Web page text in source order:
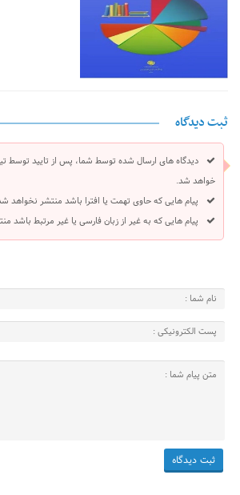
ثبت دیدگاه
دیدگاه های ارسال شده توسط شما، پس از تایید توسط
خواهد شد.
پیام هایی که حاوی تهمت یا افترا باشد منتشر نخواهد
پیام هایی که به غیر از زبان فارسی یا غیر مرتبط باشد